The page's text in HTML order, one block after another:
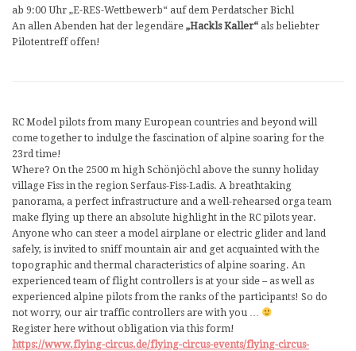
ab 9:00 Uhr „E-RES-Wettbewerb“ auf dem Perdatscher Bichl
An allen Abenden hat der legendäre „Hackls Kaller“ als beliebter
Pilotentreff offen!
RC Model pilots from many European countries and beyond will
come together to indulge the fascination of alpine soaring for the
23rd time!
Where? On the 2500 m high Schönjöchl above the sunny holiday
village Fiss in the region Serfaus-Fiss-Ladis. A breathtaking
panorama, a perfect infrastructure and a well-rehearsed orga team
make flying up there an absolute highlight in the RC pilots year.
Anyone who can steer a model airplane or electric glider and land
safely, is invited to sniff mountain air and get acquainted with the
topographic and thermal characteristics of alpine soaring. An
experienced team of flight controllers is at your side – as well as
experienced alpine pilots from the ranks of the participants! So do
not worry, our air traffic controllers are with you …
Register here without obligation via this form!
https://www.flying-circus.de/flying-circus-events/flying-circus-